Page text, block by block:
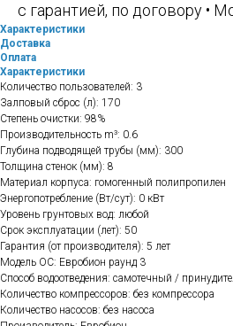
с гарантией, по договору •
Характеристики
Доставка
Оплата
Характеристики
Количество пользователей: 3
Залповый сброс (л): 170
Степень очистки: 98%
Производительность m³: 0.6
Глубина подводящей трубы (мм): 300
Толщина стенок (мм): 8
Материал корпуса: гомогенный полипропилен
Энергопотребление (Вт/сут): 0 кВт
Уровень грунтовых вод: любой
Срок эксплуатации (лет): 50
Гарантия (от производителя): 5 лет
Модель ОС: Евробион раунд 3
Способ водоотведения: самотечный /
Количество компрессоров: без компрессора
Количество насосов: без насоса